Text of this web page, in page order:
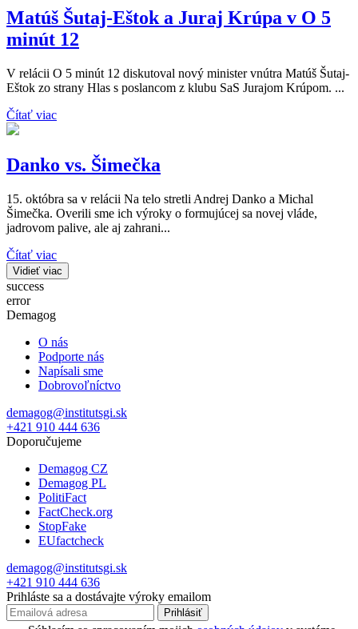
Matúš Šutaj-Eštok a Juraj Krúpa v O 5
minút 12
V relácii O 5 minút 12 diskutoval nový minister vnútra Matúš Šutaj-
Eštok zo strany Hlas s poslancom z klubu SaS Jurajom Krúpom. ...
Čítať viac
Danko vs. Šimečka
15. októbra sa v relácii Na telo stretli Andrej Danko a Michal
Šimečka. Overili sme ich výroky o formujúcej sa novej vláde,
jadrovom palive, ale aj zahrani...
Čítať viac
Vidieť viac
success
error
Demagog
O nás
Podporte nás
Napísali sme
Dobrovoľníctvo
demagog@institutsgi.sk
+421 910 444 636
Doporučujeme
Demagog CZ
Demagog PL
PolitiFact
FactCheck.org
StopFake
EUfactcheck
demagog@institutsgi.sk
+421 910 444 636
Prihláste sa a dostávajte výroky emailom
Prihlásiť